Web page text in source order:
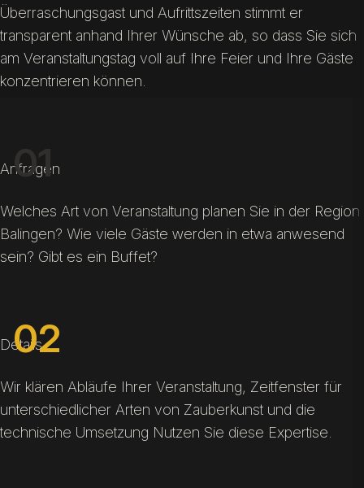
Überraschungsgast und Aufrittszeiten stimmt er
transparent anhand Ihrer Wünsche ab, so dass Sie sich
am Veranstaltungstag voll auf Ihre Feier und Ihre Gäste
konzentrieren können.
01
Anfragen
Welches Art von Veranstaltung planen Sie in der Region
Balingen? Wie viele Gäste werden in etwa anwesend
sein? Gibt es ein Buffet?
02
Details
Wir klären Abläufe Ihrer Veranstaltung, Zeitfenster für
unterschiedlicher Arten von Zauberkunst und die
technische Umsetzung Nutzen Sie diese Expertise.